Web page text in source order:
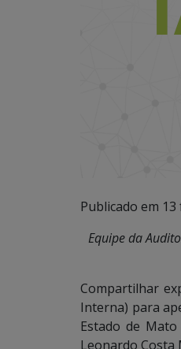
Publicado em 13
Equipe da
Compartilhar
Interna) para
Estado de
Leonardo Costa